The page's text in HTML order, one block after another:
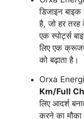
डिजाइन
है, जो हर
एक स्पोर्ट्स
लिए एक
को बढ़ाता है।
Orxa
Km/Full
लिए आदर्श
करने का मौका